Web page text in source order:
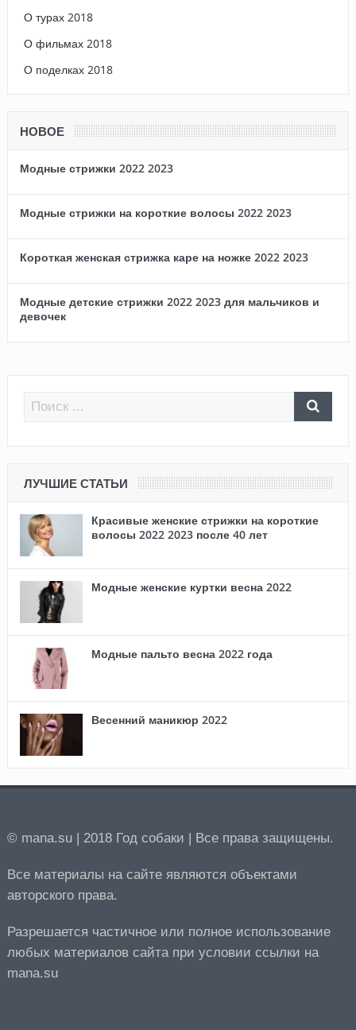
О турах 2018
О фильмах 2018
О поделках 2018
НОВОЕ
Модные стрижки 2022 2023
Модные стрижки на короткие волосы 2022 2023
Короткая женская стрижка каре на ножке 2022 2023
Модные детские стрижки 2022 2023 для мальчиков и
девочек
ЛУЧШИЕ СТАТЬИ
Красивые женские стрижки на короткие
волосы 2022 2023 после 40 лет
Модные женские куртки весна 2022
Модные пальто весна 2022 года
Весенний маникюр 2022
© mana.su | 2018 Год собаки | Все права защищены.
Все материалы на сайте являются объектами
авторского права.
Разрешается частичное или полное использование
любых материалов сайта при условии ссылки на
mana.su